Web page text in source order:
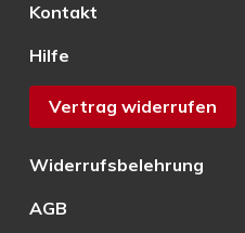
Kontakt
Hilfe
Vertrag widerrufen
Widerrufsbelehrung
AGB